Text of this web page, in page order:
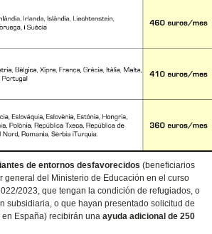
de entornos desfavorecidos (beneficiarios
general del Ministerio de Educación en el curso
2023, que tengan la condición de refugiados, o
subsidiaria, o que hayan presentado solicitud de
España) recibirán unaayuda adicional de 250